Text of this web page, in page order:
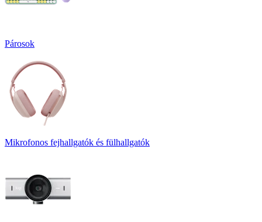
Párosok
Mikrofonos fejhallgatók és fülhallgatók